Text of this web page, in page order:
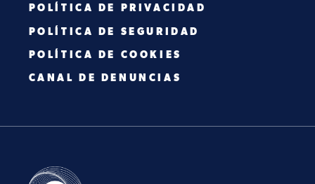
POLÍTICA DE PRIVACIDAD
POLÍTICA DE SEGURIDAD
POLÍTICA DE COOKIES
CANAL DE DENUNCIAS